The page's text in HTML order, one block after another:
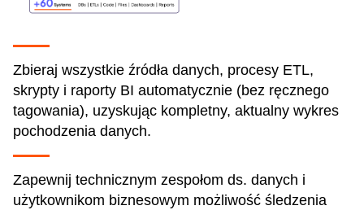
Zbieraj wszystkie źródła danych, procesy ETL,
skrypty i raporty BI automatycznie (bez ręcznego
tagowania), uzyskując kompletny, aktualny wykres
pochodzenia danych.
Zapewnij technicznym zespołom ds. danych i
użytkownikom biznesowym możliwość śledzenia